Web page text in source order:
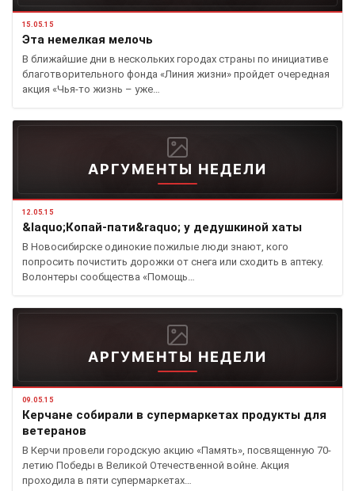
15.05.15
Эта немелкая мелочь
В ближайшие дни в нескольких городах страны по инициативе
благотворительного фонда «Линия жизни» пройдет очередная
акция «Чья-то жизнь – уже…
АРГУМЕНТЫ НЕДЕЛИ
12.05.15
&laquo;Копай-пати&raquo; у дедушкиной хаты
В Новосибирске одинокие пожилые люди знают, кого
попросить почистить дорожки от снега или сходить в аптеку.
Волонтеры сообщества «Помощь…
АРГУМЕНТЫ НЕДЕЛИ
09.05.15
Керчане собирали в супермаркетах продукты для
ветеранов
В Керчи провели городскую акцию «Память», посвященную 70-
летию Победы в Великой Отечественной войне. Акция
проходила в пяти супермаркетах…